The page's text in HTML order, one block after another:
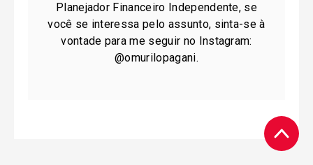
Planejador Financeiro Independente, se
você se interessa pelo assunto, sinta-se à
vontade para me seguir no Instagram:
@omurilopagani.